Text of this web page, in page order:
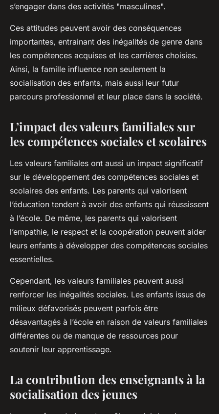
s’engager dans des activités "masculines".
Ces attitudes peuvent avoir des conséquences
importantes, entrainant des inégalités de genre dans
les compétences acquises et les carrières choisies.
Ainsi, la famille influence non seulement la
socialisation des enfants, mais aussi leur futur
parcours professionnel et leur place dans la société.
L’impact des valeurs familiales sur
les compétences sociales et scolaires
Les valeurs familiales ont aussi un impact significatif
sur le développement des compétences sociales et
scolaires des enfants. Les parents qui valorisent
l’éducation tendent à avoir des enfants qui réussissent
à l’école. De même, les parents qui valorisent
l’empathie, le respect et la coopération peuvent aider
leurs enfants à développer des compétences sociales
essentielles.
Cependant, les valeurs familiales peuvent aussi
renforcer les inégalités sociales. Les enfants issus de
milieux défavorisés peuvent parfois être
désavantagés à l’école en raison de valeurs familiales
différentes ou de manque de ressources pour
soutenir leur apprentissage.
La contribution des enseignants à la
socialisation des jeunes